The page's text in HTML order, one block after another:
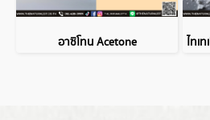
อาซิโทน Acetone